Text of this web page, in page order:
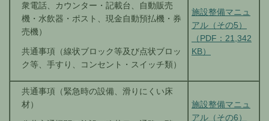
衆電話、カウンター・記載台、自動販売
機・水飲器・ポスト、現金自動預払機・券
売機）
共通事項（線状ブロック等及び点状ブロッ
ク等、手すり、コンセント・スイッチ類）
施設整備マニュ
アル（その5）
（PDF：21,342
KB）
共通事項（緊急時の設備、滑りにくい床
材）
施設整備マニュ
アル（その6）